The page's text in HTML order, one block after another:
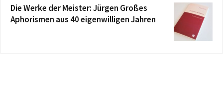
Die Werke der Meister: Jürgen Großes
Aphorismen aus 40 eigenwilligen Jahren